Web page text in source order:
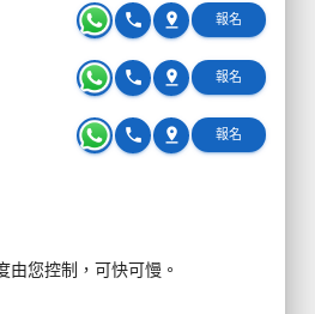
報名
pin_drop
phone
報名
pin_drop
phone
報名
pin_drop
phone
由您控制，可快可慢。